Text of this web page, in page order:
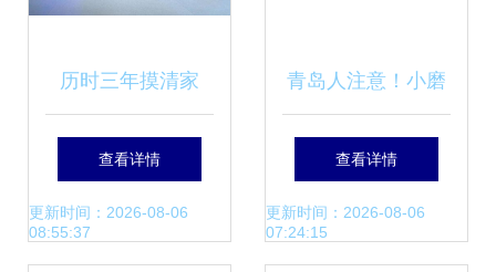
历时三年摸清家
底，威海农产品生
产迈向精准植基新
查看详情
更新时间：2026-08-06
08:55:37
青岛人注意！小磨
香油、饼干……又
一批食品抽检不合
查看详情
更新时间：2026-08-06
07:24:15